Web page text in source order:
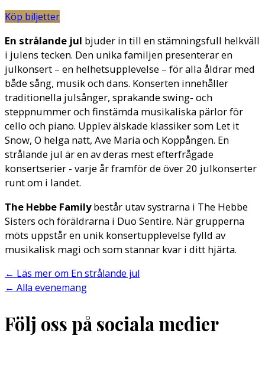
Köp biljetter
En strålande jul bjuder in till en stämningsfull helkväll
i julens tecken. Den unika familjen presenterar en
julkonsert – en helhetsupplevelse – för alla åldrar med
både sång, musik och dans. Konserten innehåller
traditionella julsånger, sprakande swing- och
steppnummer och finstämda musikaliska pärlor för
cello och piano. Upplev älskade klassiker som Let it
Snow, O helga natt, Ave Maria och Koppången. En
strålande jul är en av deras mest efterfrågade
konsertserier - varje år framför de över 20 julkonserter
runt om i landet.
The Hebbe Familybestår utav systrarna i The Hebbe
Sisters och föräldrarna i Duo Sentire. När grupperna
möts uppstår en unik konsertupplevelse fylld av
musikalisk magi och som stannar kvar i ditt hjärta.
← Läs mer om En strålande jul
← Alla evenemang
Följ oss på sociala medier